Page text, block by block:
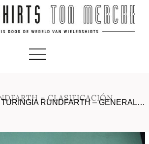
– CLASIFICACIÓN
TURINGIA RUNDFARTH – GENERAL…